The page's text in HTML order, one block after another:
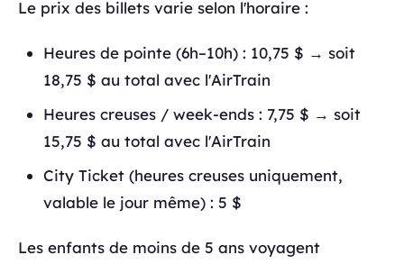
Le prix des billets varie selon l'horaire :
Heures de pointe (6h–10h) : 10,75 $ → soit
18,75 $ au total avec l'AirTrain
Heures creuses / week-ends : 7,75 $ → soit
15,75 $ au total avec l'AirTrain
City Ticket (heures creuses uniquement,
valable le jour même) : 5 $
Les enfants de moins de 5 ans voyagent